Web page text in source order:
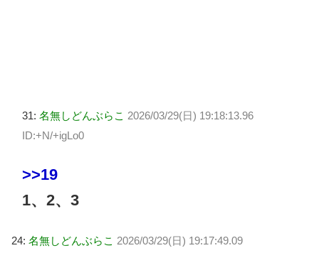
31: 名無しどんぶらこ 2026/03/29(日) 19:18:13.96
ID:+N/+igLo0
>>19
1、2、3
24: 名無しどんぶらこ 2026/03/29(日) 19:17:49.09